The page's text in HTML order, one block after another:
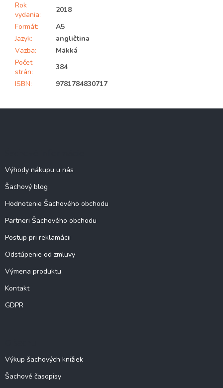
Rok
vydania:
2018
Formát:
A5
Jazyk:
angličtina
Väzba:
Mäkká
Počet
strán:
384
ISBN: 9781784830717
Výhody nákupu u nás
Šachový blog
Hodnotenie Šachového obchodu
Partneri Šachového obchodu
Postup pri reklamácii
Odstúpenie od zmluvy
Výmena produktu
Kontakt
GDPR
Výkup šachových knižiek
Šachové časopisy